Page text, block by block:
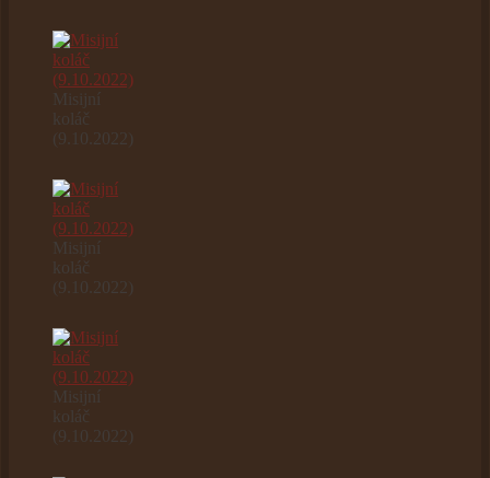
Misijní
koláč
(9.10.2022)
Misijní
koláč
(9.10.2022)
Misijní
koláč
(9.10.2022)